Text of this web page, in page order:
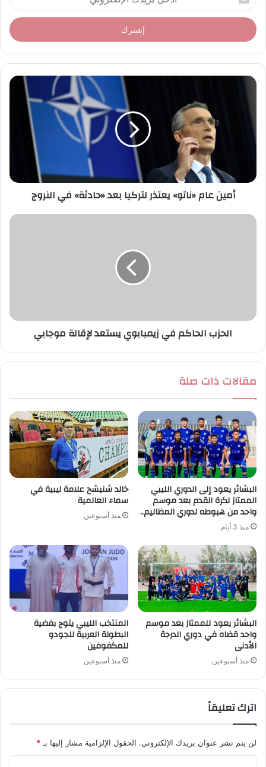
د
خ
ل
ر
د
ر
ي
أمين عام «ناتو» يعتذر لتركيا بعد «حادثة» في النروج
الحزب الحاكم في زيمبابوي يستعد لإقالة موجابي
مقالات ذات صلة
البشائر يعود إلى الدوري الليبي
الممتاز لكرة القدم بعد موسم
واحد من هبوطه لدوري المظاليم..
منذ 3 أيام
خالد شنيشح علامة ليبية في
سماء العالمية
منذ أسبوعين
البشائر يعود للممتاز بعد موسم
واحد قضاه في دوري الدرجة
الأدنى
منذ أسبوعين
المنتخب الليبي يتوج بفضية
البطولة العربية للجودو
للمكفوفين
منذ أسبوعين
اترك تعليقاً
لن يتم نشر عنوان بريدك الإلكتروني. الحقول الإلزامية مشار إليها بـ *